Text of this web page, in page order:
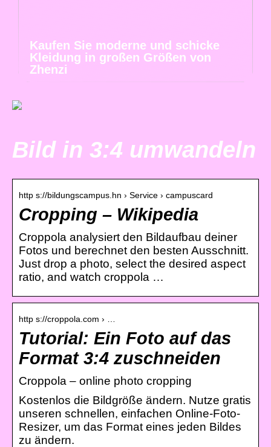
Kaufen Sie moderne und schicke
Kleidung in großen Größen von
Zhenzi
Bild in 3:4 umwandeln
http s://bildungscampus.hn › Service › campuscard
Cropping – Wikipedia
Croppola analysiert den Bildaufbau deiner
Fotos und berechnet den besten Ausschnitt.
Just drop a photo, select the desired aspect
ratio, and watch croppola …
http s://croppola.com › …
Tutorial: Ein Foto auf das
Format 3:4 zuschneiden
Croppola – online photo cropping
Kostenlos die Bildgröße ändern. Nutze gratis
unseren schnellen, einfachen Online-Foto-
Resizer, um das Format eines jeden Bildes
zu ändern.